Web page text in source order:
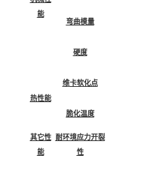
能
弯曲模量
硬度
热性能
维卡软化点
脆化温度
其它性
能
耐环境应力开裂
性